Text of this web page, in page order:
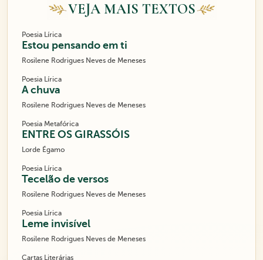
VEJA MAIS TEXTOS
Poesia Lírica
Estou pensando em ti
Rosilene Rodrigues Neves de Meneses
Poesia Lírica
A chuva
Rosilene Rodrigues Neves de Meneses
Poesia Metafórica
ENTRE OS GIRASSÓIS
Lorde Égamo
Poesia Lírica
Tecelão de versos
Rosilene Rodrigues Neves de Meneses
Poesia Lírica
Leme invisível
Rosilene Rodrigues Neves de Meneses
Cartas Literárias